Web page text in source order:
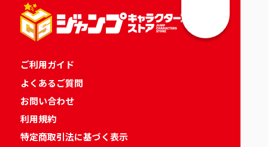
ご利用ガイド
よくあるご質問
お問い合わせ
利用規約
特定商取引法に基づく表示